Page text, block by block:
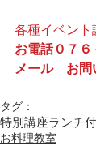
各種イベント
お電話０７６
メール お問
タグ：
特別講座ランチ
お料理教室